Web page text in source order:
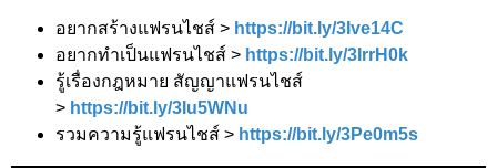
อยากสร้างแฟรนไชส์ > https://bit.ly/3Ive14C
อยากทำเป็นแฟรนไชส์ > https://bit.ly/3IrrH0k
รู้เรื่องกฎหมาย สัญญาแฟรนไชส์
> https://bit.ly/3Iu5WNu
รวมความรู้แฟรนไชส์ > https://bit.ly/3Pe0m5s